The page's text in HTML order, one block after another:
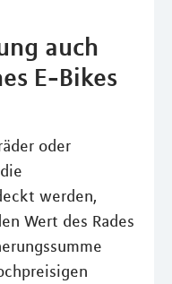
auch
E-Bikes
oder
werden,
Wert des Rades